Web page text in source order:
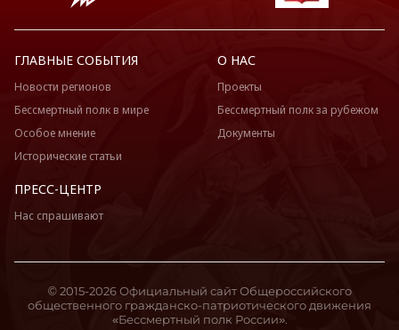
ГЛАВНЫЕ СОБЫТИЯ
Новости регионов
Бессмертный полк в мире
Особое мнение
Исторические статьи
О НАС
Проекты
Бессмертный полк за рубежом
Документы
ПРЕСС-ЦЕНТР
Нас спрашивают
© 2015-2026 Официальный сайт Общероссийского
общественного гражданско-патриотического движения
«Бессмертный полк России».